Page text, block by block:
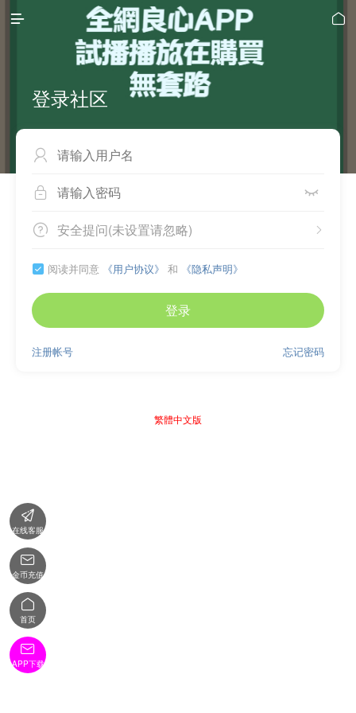
 
登录社区

 
 
安全提问(未设置请忽略)
 阅读并同意 《用户协议》 和 《隐私声明》
登录
忘记密码
注册帐号
繁體中文版

在线客服

金币充值

首页

APP下载